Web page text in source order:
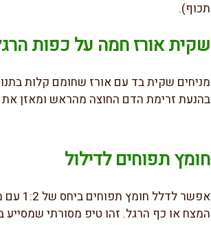
תכוף).
שקית אורז חמה על כפות
מניחים שקית בד עם אורז שחומם קלות
בהנעת זרימת הדם החוצה מהראש ומאזן
חומץ תפוחים לדילול
אפשר
המצח או כף הרגל. זהו טיפ מסורתי שמסייע